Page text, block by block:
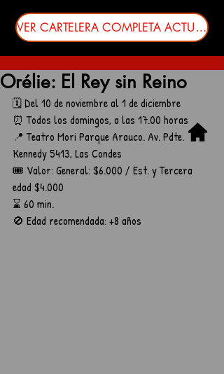
VER CARTELERA COMPLETA ACTUALIZADA
Orélie: El Rey sin Reino
🗓️ Del 10 de noviembre al 1 de diciembre
⏰ Todos los domingos, a las 17.00 horas
📍 Teatro Mori Parque Arauco. Av. Pdte.
Kennedy 5413, Las Condes
🎟️ Valor: General: $6.000 / Est. y Tercera
edad $4.000
⌛ 60 min.
🚫 Edad recomendada: +8 años